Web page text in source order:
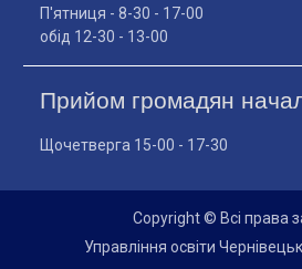
П'ятниця - 8-30 - 17-00
обід 12-30 - 13-00
Прийом громадян
Щочетверга 15-00 - 17-30
Copyright © Всі права
Управління освіти